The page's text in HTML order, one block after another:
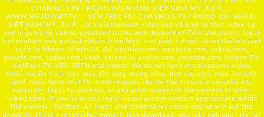
CHANNELS TV / RADIO HẢI NGOẠI, VIỆT NAM, MỸ, ÂU Á …..
WWW.NGUOIVIET.TV ::: XEM FREE 981 CHANNELS TV / RADIO HẢI NGOẠI,
VIỆT NAM, MỸ, ÂU Á ….is a Vietnamese video search engine that indexing
and organizing videos uploaded to the web. NguoiViet.TV is absolutely legal
and contain only embed videos from legal and public domains on the Internet
such as filmon , Viettv24, dailymotion.com, myspace.com, yahoo.com,
google.com, tudou.com, veoh, saigon tv, youku.com, youtube.com, Saigon TV,
VietFace TV, VBS, SBTN and others. We do not host or upload any video,
films, media files (avi, mov, flv, mpg, mpeg, divx, dvd rip, mp3, mp4, torrent,
ipod, psp), NguoiViet.TV is not responsible for the accuracy, compliance,
copyright, legality, decency, or any other aspect of the content of other
linked sites. If you have any legal issues please contact appropriate media
file owners / hosters. All logos and trademarks contained herein are the
property of their respective owners. iptv download, uno iptv apk,uno iptv for